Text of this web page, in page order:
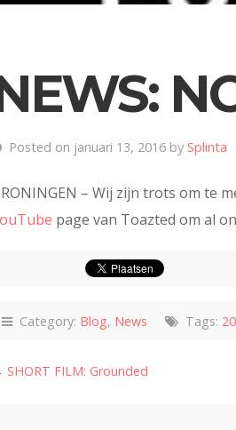
Posted on januari 13, 2016 by Splinta
– Wij zijn trots om te
page van Toazted om al
Category: Blog, News Tags:
SHORT FILM: Grounded